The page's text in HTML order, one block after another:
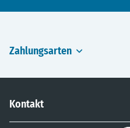
Zahlungsarten
Kontakt